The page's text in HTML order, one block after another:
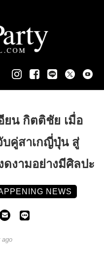
ยน กิตติชัย เมื่อ
บคู่สาเกญี่ปุ่น สู่
งามอย่างมีศิลปะ
NEWS
ago